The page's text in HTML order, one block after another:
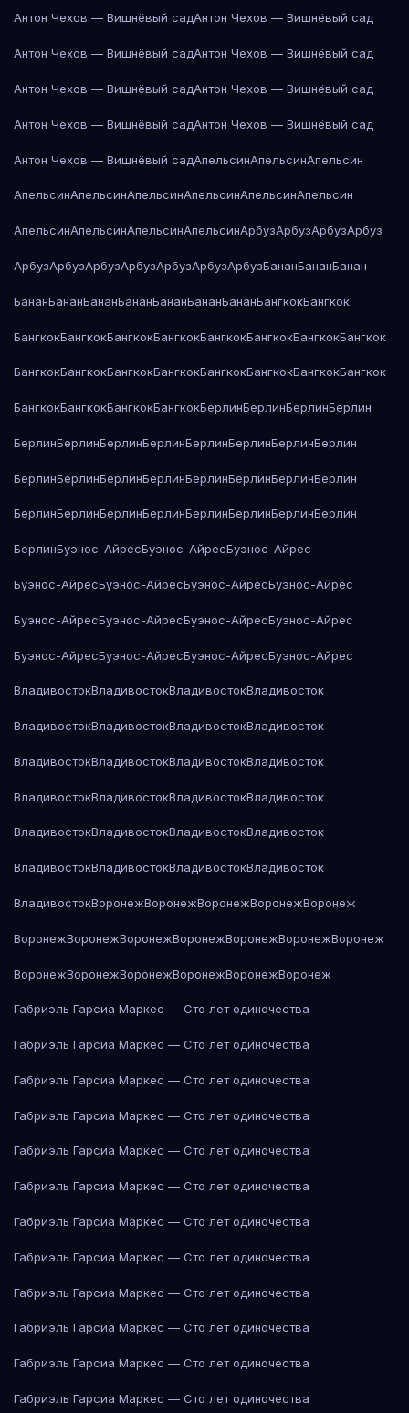
Антон Чехов — Вишнёвый садАнтон Чехов — Вишнёвый сад
Антон Чехов — Вишнёвый садАнтон Чехов — Вишнёвый сад
Антон Чехов — Вишнёвый садАнтон Чехов — Вишнёвый сад
Антон Чехов — Вишнёвый садАнтон Чехов — Вишнёвый сад
Антон Чехов — Вишнёвый садАпельсинАпельсинАпельсин
АпельсинАпельсинАпельсинАпельсинАпельсинАпельсин
АпельсинАпельсинАпельсинАпельсинАрбузАрбузАрбузАрбуз
АрбузАрбузАрбузАрбузАрбузАрбузАрбузБананБананБанан
БананБананБананБананБананБананБананБангкокБангкок
БангкокБангкокБангкокБангкокБангкокБангкокБангкокБангкок
БангкокБангкокБангкокБангкокБангкокБангкокБангкокБангкок
БангкокБангкокБангкокБангкокБерлинБерлинБерлинБерлин
БерлинБерлинБерлинБерлинБерлинБерлинБерлинБерлин
БерлинБерлинБерлинБерлинБерлинБерлинБерлинБерлин
БерлинБерлинБерлинБерлинБерлинБерлинБерлинБерлин
БерлинБуэнос-АйресБуэнос-АйресБуэнос-Айрес
Буэнос-АйресБуэнос-АйресБуэнос-АйресБуэнос-Айрес
Буэнос-АйресБуэнос-АйресБуэнос-АйресБуэнос-Айрес
Буэнос-АйресБуэнос-АйресБуэнос-АйресБуэнос-Айрес
ВладивостокВладивостокВладивостокВладивосток
ВладивостокВладивостокВладивостокВладивосток
ВладивостокВладивостокВладивостокВладивосток
ВладивостокВладивостокВладивостокВладивосток
ВладивостокВладивостокВладивостокВладивосток
ВладивостокВладивостокВладивостокВладивосток
ВладивостокВоронежВоронежВоронежВоронежВоронеж
ВоронежВоронежВоронежВоронежВоронежВоронежВоронеж
ВоронежВоронежВоронежВоронежВоронежВоронеж
Габриэль Гарсиа Маркес — Сто лет одиночества
Габриэль Гарсиа Маркес — Сто лет одиночества
Габриэль Гарсиа Маркес — Сто лет одиночества
Габриэль Гарсиа Маркес — Сто лет одиночества
Габриэль Гарсиа Маркес — Сто лет одиночества
Габриэль Гарсиа Маркес — Сто лет одиночества
Габриэль Гарсиа Маркес — Сто лет одиночества
Габриэль Гарсиа Маркес — Сто лет одиночества
Габриэль Гарсиа Маркес — Сто лет одиночества
Габриэль Гарсиа Маркес — Сто лет одиночества
Габриэль Гарсиа Маркес — Сто лет одиночества
Габриэль Гарсиа Маркес — Сто лет одиночества